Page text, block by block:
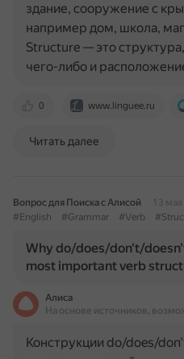
0 www.linguee.ru
здание, сооружение с
например дом, школа,
Structure — это
чего-либо и
Читать далее
Вопрос для Поиска с Алисой
13 мая
#English
#Grammar #Verb
Why do/does/don't/
most important verb
Алиса
На основе источников,
Конструкции do/does/